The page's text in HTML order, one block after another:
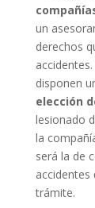
un
derechos
disponen
elección
lesionado
la
será la de
trámite.